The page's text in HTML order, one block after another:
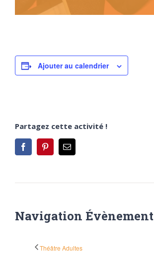
Ajouter au calendrier
Partagez cette activité !
FacebookPinterestEmail
Navigation Évènement
Théâtre Adultes